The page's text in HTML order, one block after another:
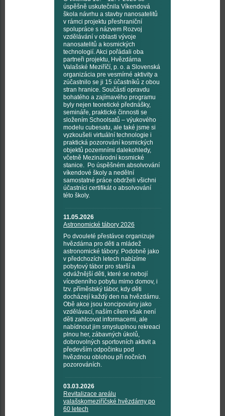
úspěšně uskutečnila Víkendová
škola návrhu a stavby nanosatelitů
v rámci projektu přeshraniční
spolupráce s názvem Rozvoj
vzdělávání v oblasti vývoje
nanosatelitů a kosmických
technologií. Akci pořádali oba
partneři projektu, Hvězdárna
Valašské Meziříčí, p. o. a Slovenská
organizácia pre vesmírné aktivity a
zúčastnilo se ji 15 účastníků z obou
stran hranice. Součástí opravdu
bohatého a zajímavého programu
byly nejen teoretické přednášky,
semináře, praktické činnosti se
složením Schoolsatů – výukového
modelu cubesatu, ale také jsme si
vyzkoušeli virtuální technologie i
praktická pozorování kosmických
objektů pozemními dalekohledy,
včetně Mezinárodní kosmické
stanice. Po úspěšném absolvování
víkendové školy a nedělní
samostatné práce obdrželi všichni
účastníci certifikát o absolvování
této školy.
11.05.2026
Astronomické tábory 2026
Po dvouleté přestávce organizuje
hvězdárna pro děti a mládež
astronomické tábory. Podobně jako
v předchozích letech nabízíme
pobytový tábor pro starší a
odvážnější děti, které se nebojí
vícedenního pobytu mimo domov, i
tzv. příměstský tábor, kdy děti
docházejí každý den na hvězdárnu.
Obě akce jsou koncipovány jako
vzdělávací, naším cílem však není
děti zahlcovat informacemi, ale
nabídnout jim smysluplnou rekreaci
plnou her, zábavných úkolů,
dobrovolných sportovních aktivit a
především odpočinku pod
hvězdnou oblohou při nočních
pozorováních.
03.03.2026
Revitalizace areálu
valašskomeziříčské hvězdárny po
60 letech